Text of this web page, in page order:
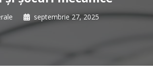
septembrie 27, 2025